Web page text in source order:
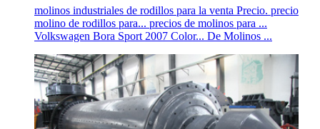
molinos industriales de rodillos para la venta Precio. precio
molino de rodillos para... precios de molinos para ...
Volkswagen Bora Sport 2007 Color... De Molinos ...